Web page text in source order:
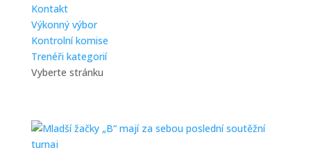
Kontakt
Výkonný výbor
Kontrolní komise
Trenéři kategorií
Vyberte stránku